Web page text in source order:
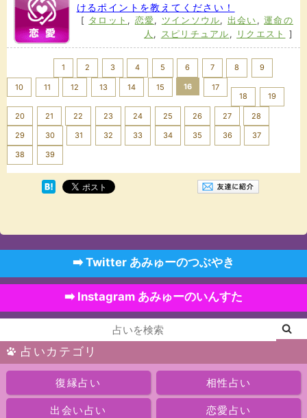
けるポイントを教えてください！
[ タロット , 恋愛, ツインソウル, 出会い ,運命の
人 , スピリチュアル , リクエスト ]
1 2 3 4 5 6 7 8 9
10 11 12 13 14 15 16
17
18
19
20 21 22 23 24 25 26 27 28
29 30 31 32 33 34 35 36 37
38 39
➡️ Twitter あみゅーのつぶやき
➡️ Instagram あみゅーのいんすた
占いカテゴリ
復縁占い 相性占い
出会い占い 恋愛占い